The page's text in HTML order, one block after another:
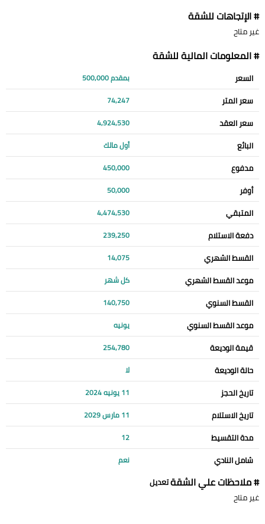
# الإتجاهات للشقة
غير متاح
# المعلومات المالية للشقة
السعر بمقدم 500,000
سعر المتر 74,247
سعر العقد 4,924,530
البائع أول مالك
مدفوع 450,000
أوفر 50,000
المتبقي 4,474,530
دفعة الاستلام 239,250
القسط الشهري 14,075
موعد القسط الشهري كل شهر
القسط السنوي 140,750
موعد القسط السنوي يونيه
قيمة الوديعة 254,780
حالة الوديعة لا
تاريخ الحجز 11 يونيه 2024
تاريخ الاستلام 11 مارس 2029
مدة التقسيط 12
شامل النادي نعم
# ملاحظات علي الشقةتعديل
غير متاح